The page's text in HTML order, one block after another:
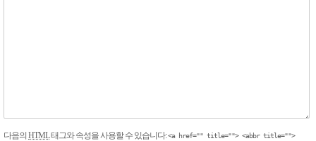
다음의 HTML태그와 속성을 사용할 수 있습니다:<a href="" title=""> <abbr title="">